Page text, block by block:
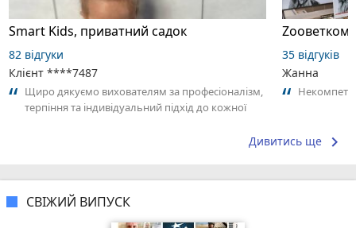
Smart Kids, приватний садок
82 відгуки
Клієнт ****7487
Щиро дякуємо вихователям за професіоналізм,
терпіння та індивідуальний підхід до кожної
35 відгуків
Жанна
Дивитись ще keyboard_arrow_right
СВІЖИЙ ВИПУСК